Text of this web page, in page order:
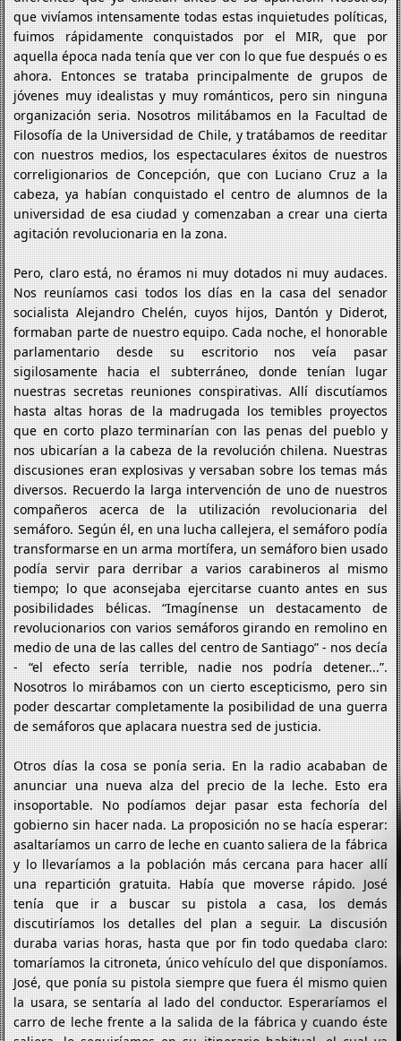
que vivíamos intensamente todas estas inquietudes políticas,
fuimos rápidamente conquistados por el MIR, que por
aquella época nada tenía que ver con lo que fue después o es
ahora. Entonces se trataba principalmente de grupos de
jóvenes muy idealistas y muy románticos, pero sin ninguna
organización seria. Nosotros militábamos en la Facultad de
Filosofía de la Universidad de Chile, y tratábamos de reeditar
con nuestros medios, los espectaculares éxitos de nuestros
correligionarios de Concepción, que con Luciano Cruz a la
cabeza, ya habían conquistado el centro de alumnos de la
universidad de esa ciudad y comenzaban a crear una cierta
agitación revolucionaria en la zona.
Pero, claro está, no éramos ni muy dotados ni muy audaces.
Nos reuníamos casi todos los días en la casa del senador
socialista Alejandro Chelén, cuyos hijos, Dantón y Diderot,
formaban parte de nuestro equipo. Cada noche, el honorable
parlamentario desde su escritorio nos veía pasar
sigilosamente hacia el subterráneo, donde tenían lugar
nuestras secretas reuniones conspirativas. Allí discutíamos
hasta altas horas de la madrugada los temibles proyectos
que en corto plazo terminarían con las penas del pueblo y
nos ubicarían a la cabeza de la revolución chilena. Nuestras
discusiones eran explosivas y versaban sobre los temas más
diversos. Recuerdo la larga intervención de uno de nuestros
compañeros acerca de la utilización revolucionaria del
semáforo. Según él, en una lucha callejera, el semáforo podía
transformarse en un arma mortífera, un semáforo bien usado
podía servir para derribar a varios carabineros al mismo
tiempo; lo que aconsejaba ejercitarse cuanto antes en sus
posibilidades bélicas. “Imagínense un destacamento de
revolucionarios con varios semáforos girando en remolino en
medio de una de las calles del centro de Santiago” - nos decía
- “el efecto sería terrible, nadie nos podría detener...”.
Nosotros lo mirábamos con un cierto escepticismo, pero sin
poder descartar completamente la posibilidad de una guerra
de semáforos que aplacara nuestra sed de justicia.
Otros días la cosa se ponía seria. En la radio acababan de
anunciar una nueva alza del precio de la leche. Esto era
insoportable. No podíamos dejar pasar esta fechoría del
gobierno sin hacer nada. La proposición no se hacía esperar:
asaltaríamos un carro de leche en cuanto saliera de la fábrica
y lo llevaríamos a la población más cercana para hacer allí
una repartición gratuita. Había que moverse rápido. José
tenía que ir a buscar su pistola a casa, los demás
discutiríamos los detalles del plan a seguir. La discusión
duraba varias horas, hasta que por fin todo quedaba claro:
tomaríamos la citroneta, único vehículo del que disponíamos.
José, que ponía su pistola siempre que fuera él mismo quien
la usara, se sentaría al lado del conductor. Esperaríamos el
carro de leche frente a la salida de la fábrica y cuando éste